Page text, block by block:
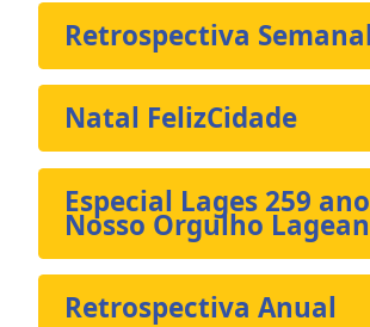
Retrospectiva Semanal
Natal FelizCidade
Especial Lages 259
Nosso Orgulho
Retrospectiva Anual